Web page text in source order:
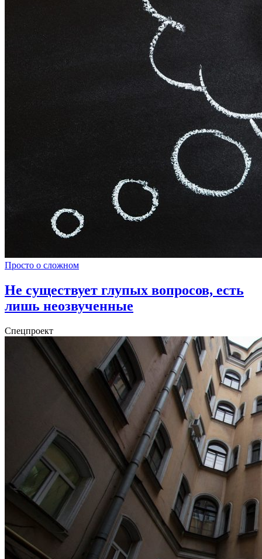
Просто о сложном
Не существует глупых вопросов, есть
лишь неозвученные
Спецпроект